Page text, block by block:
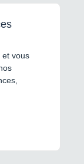
et vous